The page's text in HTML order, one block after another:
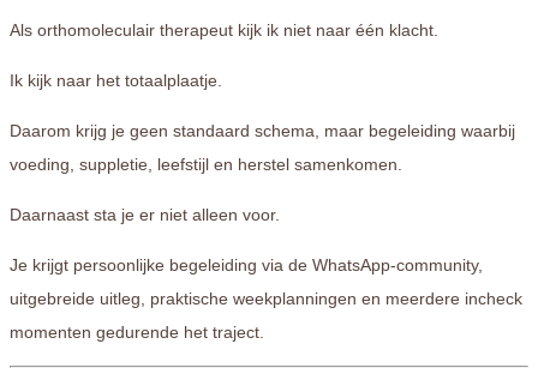
Als orthomoleculair therapeut kijk ik niet naar één klacht.
Ik kijk naar het totaalplaatje.
Daarom krijg je geen standaard schema, maar begeleiding waarbij
voeding, suppletie, leefstijl en herstel samenkomen.
Daarnaast sta je er niet alleen voor.
Je krijgt persoonlijke begeleiding via de WhatsApp-community,
uitgebreide uitleg, praktische weekplanningen en meerdere incheck
momenten gedurende het traject.